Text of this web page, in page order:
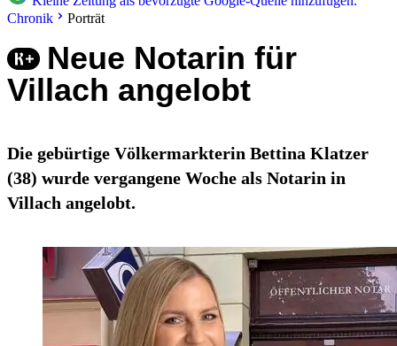
Chronik
Porträt
Neue Notarin für
Villach angelobt
Die gebürtige Völkermarkterin Bettina Klatzer
(38) wurde vergangene Woche als Notarin in
Villach angelobt.